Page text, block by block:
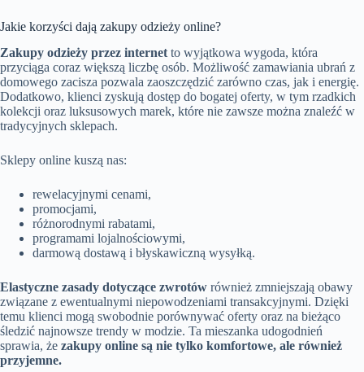
Jakie korzyści dają zakupy odzieży online?
Zakupy odzieży przez internetto wyjątkowa wygoda, która
przyciąga coraz większą liczbę osób. Możliwość zamawiania ubrań z
domowego zacisza pozwala zaoszczędzić zarówno czas, jak i energię.
Dodatkowo, klienci zyskują dostęp do bogatej oferty, w tym rzadkich
kolekcji oraz luksusowych marek, które nie zawsze można znaleźć w
tradycyjnych sklepach.
Sklepy online kuszą nas:
rewelacyjnymi cenami,
promocjami,
różnorodnymi rabatami,
programami lojalnościowymi,
darmową dostawą i błyskawiczną wysyłką.
Elastyczne zasady dotyczące zwrotów również zmniejszają obawy
związane z ewentualnymi niepowodzeniami transakcyjnymi. Dzięki
temu klienci mogą swobodnie porównywać oferty oraz na bieżąco
śledzić najnowsze trendy w modzie. Ta mieszanka udogodnień
sprawia, że zakupy online są nie tylko komfortowe, ale również
przyjemne.